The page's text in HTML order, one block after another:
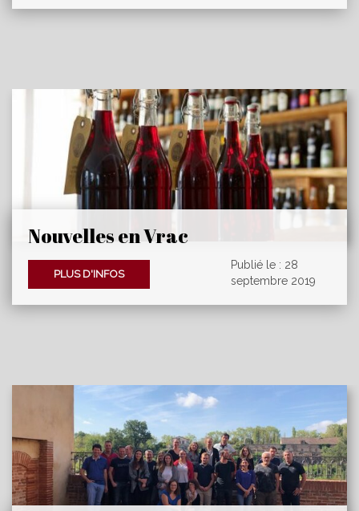
Nouvelles en Vrac
PLUS D'INFOS
Publié le : 28
septembre 2019